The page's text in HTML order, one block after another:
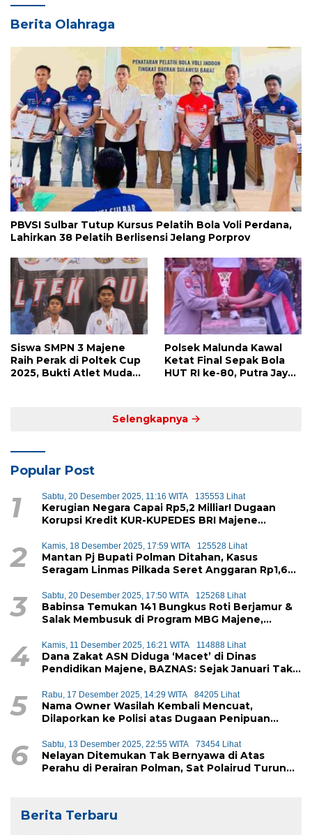
Berita Olahraga
PBVSI Sulbar Tutup Kursus Pelatih Bola Voli Perdana,
Lahirkan 38 Pelatih Berlisensi Jelang Porprov
Siswa SMPN 3 Majene
Raih Perak di Poltek Cup
2025, Bukti Atlet Muda
Polsek Malunda Kawal
Ketat Final Sepak Bola
HUT RI ke-80, Putra Jaya
Selengkapnya
Popular Post
1 Sabtu, 20 Desember 2025, 11:16 WITA 135553 Lihat
Kerugian Negara Capai Rp5,2 Milliar! Dugaan
Korupsi Kredit KUR-KUPEDES BRI Majene
2 Kamis, 18 Desember 2025, 17:59 WITA 125528 Lihat
Mantan Pj Bupati Polman Ditahan, Kasus
Seragam Linmas Pilkada Seret Anggaran Rp1,6
3 Sabtu, 20 Desember 2025, 17:50 WITA 125268 Lihat
Babinsa Temukan 141 Bungkus Roti Berjamur &
Salak Membusuk di Program MBG Majene,
4 Kamis, 11 Desember 2025, 16:21 WITA 114888 Lihat
Dana Zakat ASN Diduga ‘Macet’ di Dinas
Pendidikan Majene, BAZNAS: Sejak Januari Tak
5 Rabu, 17 Desember 2025, 14:29 WITA 84205 Lihat
Nama Owner Wasilah Kembali Mencuat,
Dilaporkan ke Polisi atas Dugaan Penipuan
6 Sabtu, 13 Desember 2025, 22:55 WITA 73454 Lihat
Nelayan Ditemukan Tak Bernyawa di Atas
Perahu di Perairan Polman, Sat Polairud Turun
Berita Terbaru